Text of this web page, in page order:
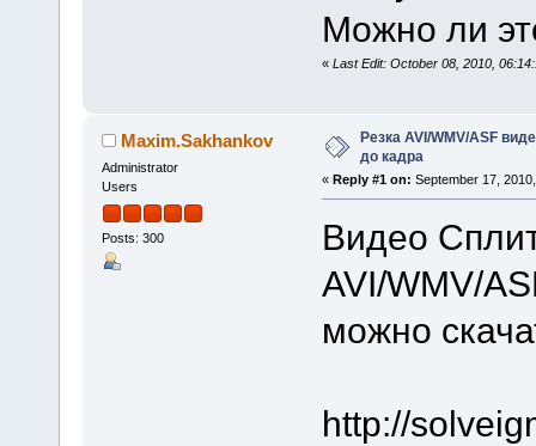
Можно ли
« Last Edit: October 08, 2010,
Maxim.Sakhankov
Administrator
Users
Posts: 300
Резка AVI/WMV/ASF
до кадра
« Reply #1 on: September 17,
Видео
AVI/WMV/
можно
http://